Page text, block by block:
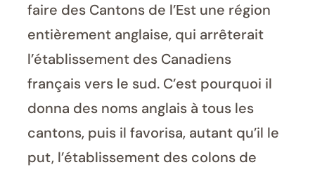
faire des Cantons de l’Est une région
entièrement anglaise, qui arrêterait
l’établissement des Canadiens
français vers le sud. C’est pourquoi il
donna des noms anglais à tous les
cantons, puis il favorisa, autant qu’il le
put, l’établissement des colons de